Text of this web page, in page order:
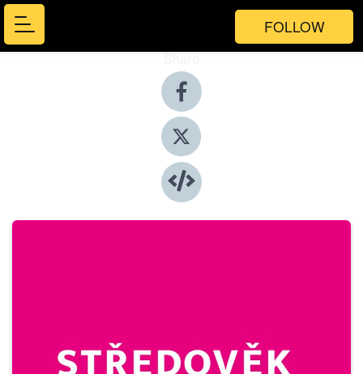
FOLLOW
Share